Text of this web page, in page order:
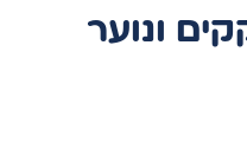
ונוער